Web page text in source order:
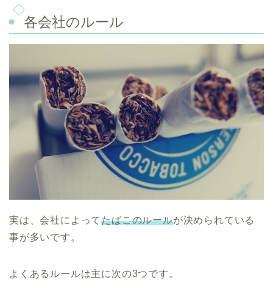
各会社のルール
実は、会社によってたばこのルールが決められている
事が多いです。
よくあるルールは主に次の3つです。